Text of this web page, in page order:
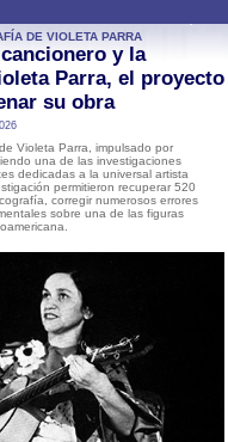
DE VIOLETA PARRA
y la
Parra, el proyecto
su obra
Violeta Parra, impulsado por
una de las investigaciones
dedicadas a la universal artista
permitieron recuperar 520
corregir numerosos errores
sobre una de las figuras